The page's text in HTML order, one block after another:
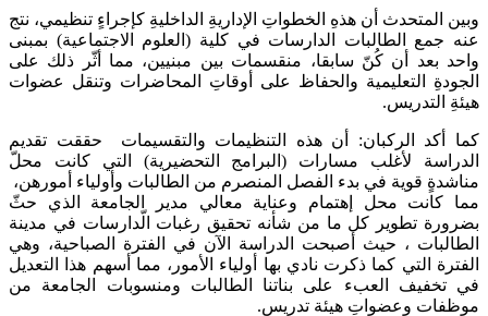
وبين المتحدث أن هذهِ الخطواتِ الإداريةِ الداخليةِ كإجراءٍ تنظيمي، نتج
عنه جمع الطالبات الدارسات في كلية (العلوم الاجتماعية) بمبنى
واحد بعد أن كُنّ سابقا، منقسمات بين مبنيين، مما أثّر ذلك على
الجودةِ التعليمية والحفاظ على أوقاتِ المحاضرات وتنقل عضوات
هيئةِ التدريس.
كما أكد الركبان: أن هذه التنظيمات والتقسيمات حققت تقديم
الدراسة لأغلب مسارات (البرامج التحضيرية) التي كانت محلّ
مناشدةٍ قوية في بدء الفصل المنصرم من الطالبات وأولياء أمورهن،
مما كانت محل إهتمام وعناية معالي مدير الجامعة الذي حثّ
بضرورة تطوير كل ما من شأنه تحقيق رغبات الّدارسات في مدينة
الطالبات ، حيث أصبحت الدراسة الآن في الفترة الصباحية، وهي
الفترة التي كما ذكرت نادي بها أولياء الأمور، مما أسهم هذا التعديل
في تخفيف العبء على بناتنا الطالبات ومنسوبات الجامعة من
موظفات وعضواتِ هيئة تدريس.